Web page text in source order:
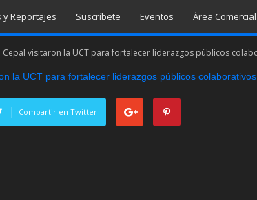
y Reportajes Suscríbete Eventos Área Comercial
Cepal visitaron la UCT para fortalecer liderazgos públicos
Compartir en Twitter